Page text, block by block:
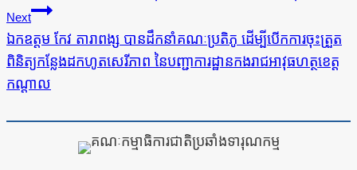
Next
ឯកឧត្តម កែវ តារាពង្ស​ បានដឹកនាំគណៈប្រតិភូ ដើម្បីបើកការចុះត្រួត
ពិនិត្យកន្លែងដកហូតសេរីភាព នៃបញ្ជាការដ្ឋានកងរាជអាវុធហត្ថខេត្ត
កណ្តាល